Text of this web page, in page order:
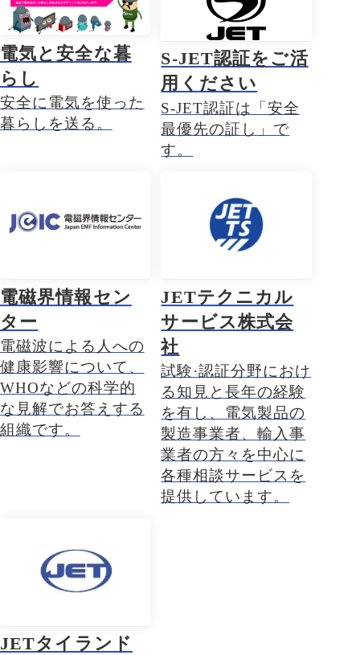
電気と安全な暮
らし
安全に電気を使った
暮らしを送る。
S-JET認証をご活
用ください
S-JET認証は「安全
最優先の証し」で
す。
電磁界情報セン
ター
電磁波による人への
健康影響について、
WHOなどの科学的
な見解でお答えする
組織です。
JETテクニカル
サービス株式会
社
試験·認証分野におけ
る知見と長年の経験
を有し、電気製品の
製造事業者、輸入事
業者の方々を中心に
各種相談サービスを
提供しています。
JETタイランド